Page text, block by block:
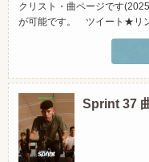
クリスト・曲ページです
が可能です。 ツイート★リ
iTunesに繋がります。 ＊原
う場合があります。≫レスミ
(スマホでご覧頂く場合...
Sprint 37